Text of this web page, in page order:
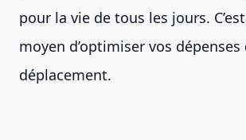
pour la vie de tous les jours.
moyen d’optimiser vos dépenses
déplacement.